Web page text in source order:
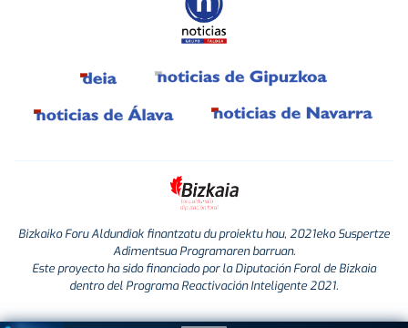
Bizkaiko Foru Aldundiak finantzatu du proiektu hau, 2021eko Suspertze
Adimentsua Programaren barruan.
Este proyecto ha sido financiado por la Diputación Foral de Bizkaia
dentro del Programa Reactivación Inteligente 2021.